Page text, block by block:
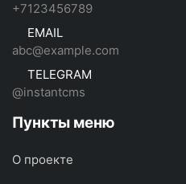
+7123456789
EMAIL
abc@example.com
TELEGRAM
@instantcms
Пункты меню
О проекте